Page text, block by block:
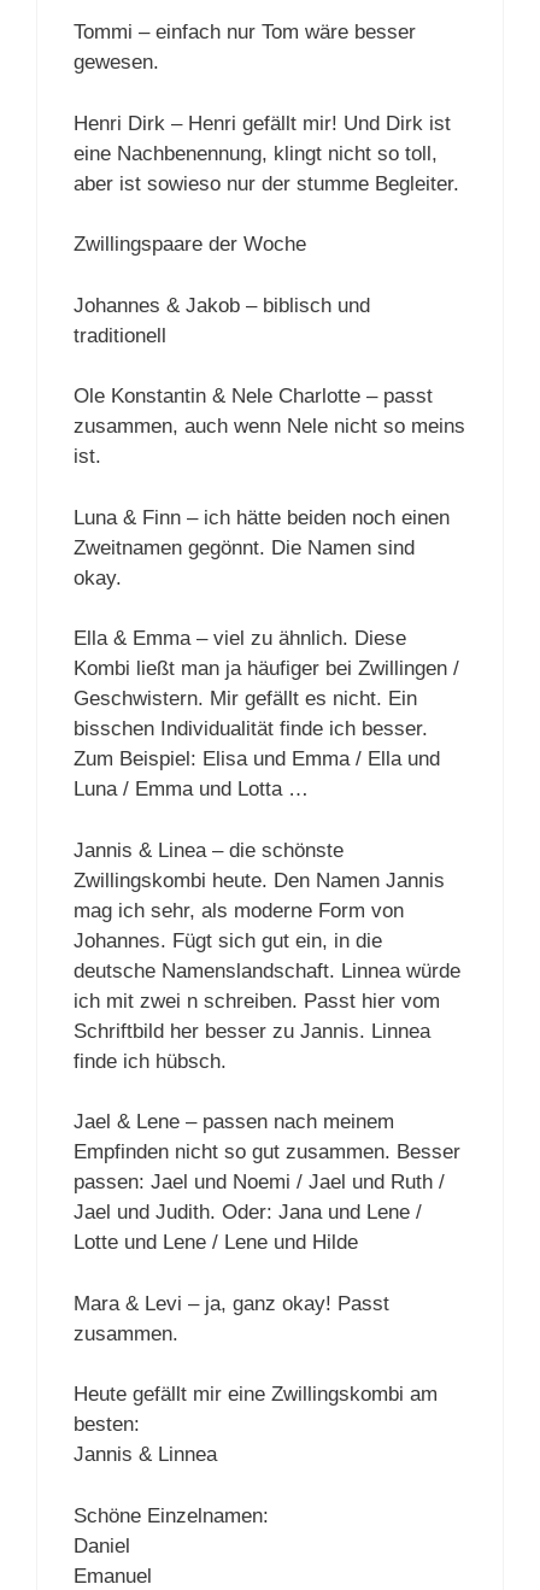
Tommi – einfach nur Tom wäre besser
gewesen.
Henri Dirk – Henri gefällt mir! Und Dirk ist
eine Nachbenennung, klingt nicht so toll,
aber ist sowieso nur der stumme Begleiter.
Zwillingspaare der Woche
Johannes & Jakob – biblisch und
traditionell
Ole Konstantin & Nele Charlotte – passt
zusammen, auch wenn Nele nicht so meins
ist.
Luna & Finn – ich hätte beiden noch einen
Zweitnamen gegönnt. Die Namen sind
okay.
Ella & Emma – viel zu ähnlich. Diese
Kombi ließt man ja häufiger bei Zwillingen /
Geschwistern. Mir gefällt es nicht. Ein
bisschen Individualität finde ich besser.
Zum Beispiel: Elisa und Emma / Ella und
Luna / Emma und Lotta …
Jannis & Linea – die schönste
Zwillingskombi heute. Den Namen Jannis
mag ich sehr, als moderne Form von
Johannes. Fügt sich gut ein, in die
deutsche Namenslandschaft. Linnea würde
ich mit zwei n schreiben. Passt hier vom
Schriftbild her besser zu Jannis. Linnea
finde ich hübsch.
Jael & Lene – passen nach meinem
Empfinden nicht so gut zusammen. Besser
passen: Jael und Noemi / Jael und Ruth /
Jael und Judith. Oder: Jana und Lene /
Lotte und Lene / Lene und Hilde
Mara & Levi – ja, ganz okay! Passt
zusammen.
Heute gefällt mir eine Zwillingskombi am
besten:
Jannis & Linnea
Schöne Einzelnamen:
Daniel
Emanuel